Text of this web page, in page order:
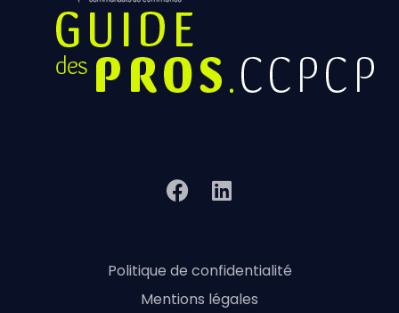
Politique de confidentialité
Mentions légales